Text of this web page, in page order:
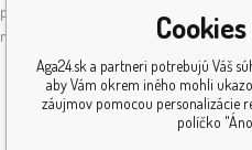
praktickým moderným záhradným
nábytkom, ideálnym pre pohod
Ponuka sa čoskoro skončí:
5
11 : 12 : 13
Cookies
Aga24.sk a partneri potrebujú Váš
aby Vám okrem iného mohli
záujmov pomocou personalizácie
políčko